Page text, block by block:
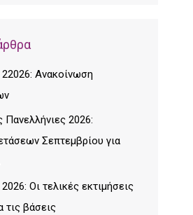
Ανακοίνωση
Πανελλήνιες 2026:
Σεπτεμβρίου για
Οι τελικές εκτιμήσεις
τις βάσεις